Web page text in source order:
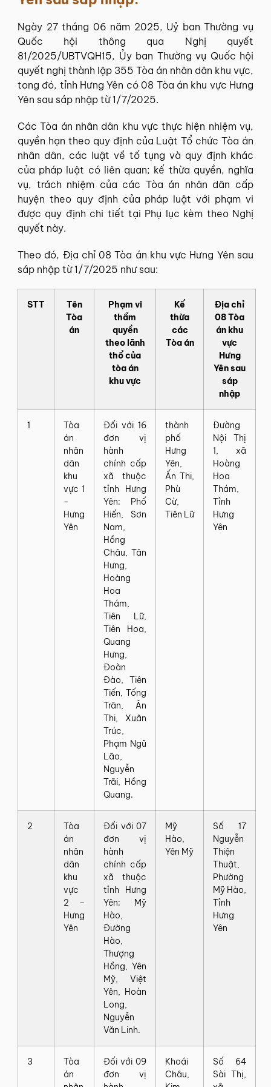
Ngày 27 tháng 06 năm 2025, Uỷ ban Thường vụ
Quốc hội thông qua Nghị quyết
81/2025/UBTVQH15, Ủy ban Thường vụ Quốc hội
quyết nghị thành lập 355 Tòa án nhân dân khu vực,
tong đó, tỉnh Hưng Yên có 08 Tòa án khu vực Hưng
Yên sau sáp nhập từ 1/7/2025.
Các Tòa án nhân dân khu vực thực hiện nhiệm vụ,
quyền hạn theo quy định của Luật Tổ chức Tòa án
nhân dân, các luật về tố tụng và quy định khác
của pháp luật có liên quan; kế thừa quyền, nghĩa
vụ, trách nhiệm của các Tòa án nhân dân cấp
huyện theo quy định của pháp luật với phạm vi
được quy định chi tiết tại Phụ lục kèm theo Nghị
quyết này.
Theo đó, Địa chỉ 08 Tòa án khu vực Hưng Yên sau
sáp nhập từ 1/7/2025 như sau:
STT
Tên
Tòa
án
Phạm vi
thẩm
quyền
theo lãnh
thổ của
tòa án
khu vực
Kế
thừa
các
Tòa án
Địa chỉ
08 Tòa
án khu
vực
Hưng
Yên sau
sáp
nhập
1
Tòa
án
nhân
dân
khu
vực 1
-
Hưng
Yên
Đối với 16
đơn vị
hành
chính cấp
xã thuộc
tỉnh Hưng
Yên: Phố
Hiến, Sơn
Nam,
Hồng
Châu, Tân
Hưng,
Hoàng
Hoa
Thám,
Tiên Lữ,
Tiên Hoa,
Quang
Hưng,
Đoàn
Đào, Tiên
Tiến, Tống
Trân, Ân
Thi, Xuân
Trúc,
Phạm Ngũ
Lão,
Nguyễn
Trãi, Hồng
Quang.
thành
phố
Hưng
Yên,
Ấn Thi,
Phù
Cừ,
Tiên Lữ
Đường
Nội Thị
1, xã
Hoàng
Hoa
Thám,
Tỉnh
Hưng
Yên
2
Tòa
án
nhân
dân
khu
vực
2 –
Hưng
Yên
Đối với 07
đơn vị
hành
chính cấp
xã thuộc
tỉnh Hưng
Yên: Mỹ
Hào,
Đường
Hào,
Thượng
Hồng, Yên
Mỹ, Việt
Yên, Hoàn
Long,
Nguyễn
Văn Linh.
Mỹ
Hào,
Yên Mỹ
Số 17
Nguyễn
Thiện
Thuật,
Phường
Mỹ Hào,
Tỉnh
Hưng
Yên
3
Tòa
án
Đối với 09
đơn vị
Khoái
Châu,
Số 64
Sài Thị,